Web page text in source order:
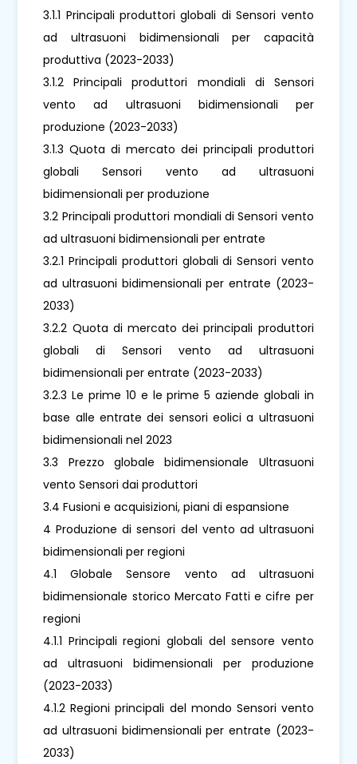
3.1.1 Principali produttori globali di Sensori vento
ad ultrasuoni bidimensionali per capacità
produttiva (2023-2033)
3.1.2 Principali produttori mondiali di Sensori
vento ad ultrasuoni bidimensionali per
produzione (2023-2033)
3.1.3 Quota di mercato dei principali produttori
globali Sensori vento ad ultrasuoni
bidimensionali per produzione
3.2 Principali produttori mondiali di Sensori vento
ad ultrasuoni bidimensionali per entrate
3.2.1 Principali produttori globali di Sensori vento
ad ultrasuoni bidimensionali per entrate (2023-
2033)
3.2.2 Quota di mercato dei principali produttori
globali di Sensori vento ad ultrasuoni
bidimensionali per entrate (2023-2033)
3.2.3 Le prime 10 e le prime 5 aziende globali in
base alle entrate dei sensori eolici a ultrasuoni
bidimensionali nel 2023
3.3 Prezzo globale bidimensionale Ultrasuoni
vento Sensori dai produttori
3.4 Fusioni e acquisizioni, piani di espansione
4 Produzione di sensori del vento ad ultrasuoni
bidimensionali per regioni
4.1 Globale Sensore vento ad ultrasuoni
bidimensionale storico Mercato Fatti e cifre per
regioni
4.1.1 Principali regioni globali del sensore vento
ad ultrasuoni bidimensionali per produzione
(2023-2033)
4.1.2 Regioni principali del mondo Sensori vento
ad ultrasuoni bidimensionali per entrate (2023-
2033)